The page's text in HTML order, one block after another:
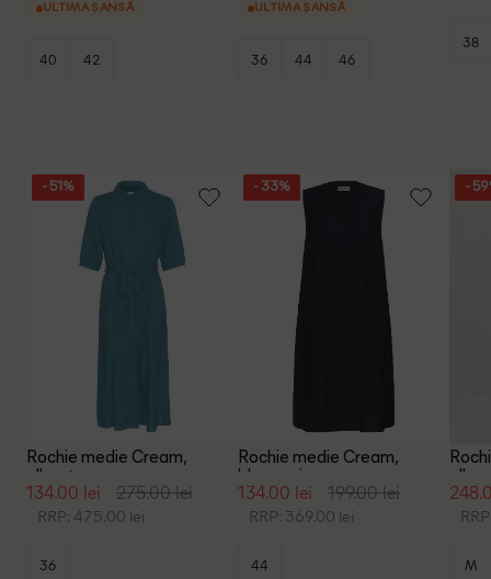
ULTIMA ȘANSĂ
40 42
ULTIMA ȘANSĂ
36 44 46
38
- 51%
Rochie medie Cream,
albastru
134.00 lei 275.00 lei
RRP: 475.00 lei
36
- 33%
Rochie medie Cream,
bleumarin
134.00 lei 199.00 lei
RRP: 369.00 lei
44
-
M